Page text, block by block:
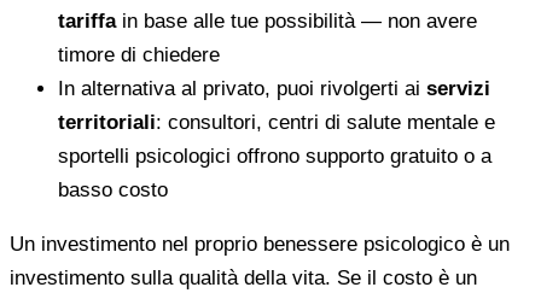
tariffain base alle tue possibilità — non avere
timore di chiedere
In alternativa al privato, puoi rivolgerti ai servizi
territoriali: consultori, centri di salute mentale e
sportelli psicologici offrono supporto gratuito o a
basso costo
Un investimento nel proprio benessere psicologico è un
investimento sulla qualità della vita. Se il costo è un